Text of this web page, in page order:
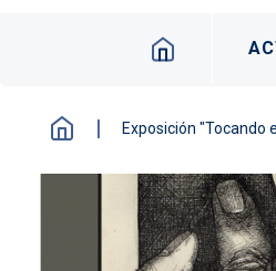
Exposición "Tocando